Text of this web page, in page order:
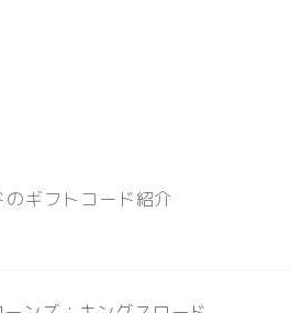
ギフトコード紹介